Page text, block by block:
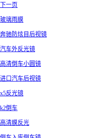
下一页
玻璃雨膜
奔驰防炫目后视镜
汽车外反光镜
高清倒车小圆镜
进口汽车后视镜
x5反光镜
k2倒车
高清膜反光